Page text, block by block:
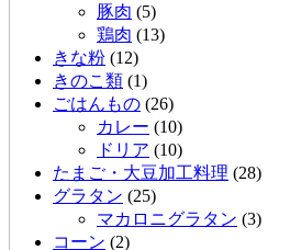
豚肉 (5)
鶏肉 (13)
きな粉 (12)
きのこ類 (1)
ごはんもの (26)
カレー (10)
ドリア (10)
たまご・大豆加工料理 (28)
グラタン (25)
マカロニグラタン (3)
コーン (2)